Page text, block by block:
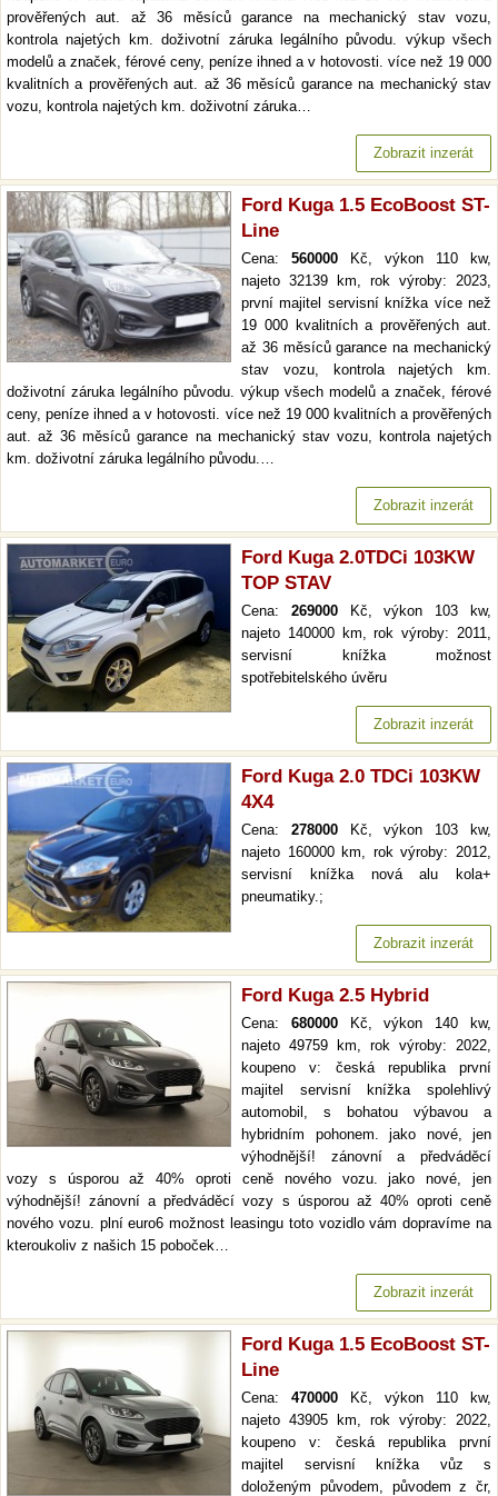
prověřených aut. až 36 měsíců garance na mechanický stav vozu,
kontrola najetých km. doživotní záruka legálního původu. výkup všech
modelů a značek, férové ceny, peníze ihned a v hotovosti. více než 19 000
kvalitních a prověřených aut. až 36 měsíců garance na mechanický stav
vozu, kontrola najetých km. doživotní záruka…
Zobrazit inzerát
Ford Kuga 1.5 EcoBoost ST-
Line
Cena: 560000 Kč, výkon 110 kw,
najeto 32139 km, rok výroby: 2023,
první majitel servisní knížka více než
19 000 kvalitních a prověřených aut.
až 36 měsíců garance na mechanický
stav vozu, kontrola najetých km.
doživotní záruka legálního původu. výkup všech modelů a značek, férové
ceny, peníze ihned a v hotovosti. více než 19 000 kvalitních a prověřených
aut. až 36 měsíců garance na mechanický stav vozu, kontrola najetých
km. doživotní záruka legálního původu.…
Zobrazit inzerát
Ford Kuga 2.0TDCi 103KW
TOP STAV
Cena: 269000Kč, výkon 103 kw,
najeto 140000 km, rok výroby: 2011,
servisní knížka možnost
spotřebitelského úvěru
Zobrazit inzerát
Ford Kuga 2.0 TDCi 103KW
4X4
Cena: 278000Kč, výkon 103 kw,
najeto 160000 km, rok výroby: 2012,
servisní knížka nová alu kola+
pneumatiky.;
Zobrazit inzerát
Ford Kuga 2.5 Hybrid
Cena: 680000Kč, výkon 140 kw,
najeto 49759 km, rok výroby: 2022,
koupeno v: česká republika první
majitel servisní knížka spolehlivý
automobil, s bohatou výbavou a
hybridním pohonem. jako nové, jen
výhodnější! zánovní a předváděcí
vozy s úsporou až 40% oproti ceně nového vozu. jako nové, jen
výhodnější! zánovní a předváděcí vozy s úsporou až 40% oproti ceně
nového vozu. plní euro6 možnost leasingu toto vozidlo vám dopravíme na
kteroukoliv z našich 15 poboček…
Zobrazit inzerát
Ford Kuga 1.5 EcoBoost ST-
Line
Cena: 470000 Kč, výkon 110 kw,
najeto 43905 km, rok výroby: 2022,
koupeno v: česká republika první
majitel servisní knížka vůz s
doloženým původem, původem z čr,